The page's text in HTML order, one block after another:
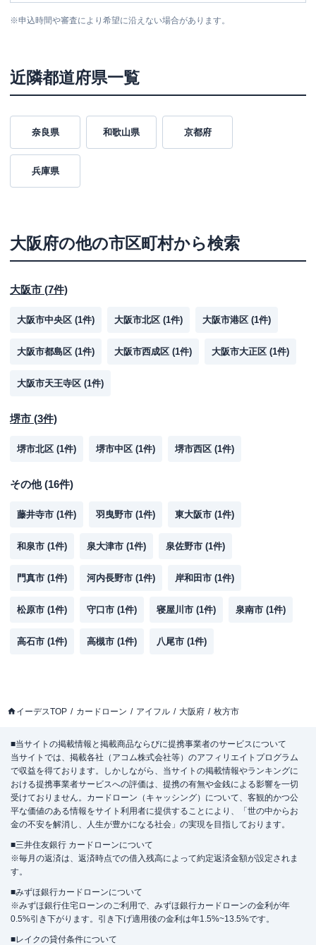
※申込時間や審査により希望に沿えない場合があります。
近隣都道府県一覧
奈良県 和歌山県 京都府
兵庫県
大阪府の他の市区町村から検索
大阪市 (7件)
大阪市中央区 (1件) 大阪市北区 (1件) 大阪市港区 (1件)
大阪市都島区 (1件) 大阪市西成区 (1件) 大阪市大正区 (1件)
大阪市天王寺区 (1件)
堺市 (3件)
堺市北区 (1件) 堺市中区 (1件) 堺市西区 (1件)
その他(16件)
藤井寺市 (1件) 羽曳野市 (1件) 東大阪市 (1件)
和泉市 (1件) 泉大津市 (1件) 泉佐野市 (1件)
門真市 (1件) 河内長野市 (1件) 岸和田市 (1件)
松原市 (1件) 守口市 (1件) 寝屋川市 (1件) 泉南市 (1件)
高石市 (1件) 高槻市 (1件) 八尾市 (1件)
イーデスTOP カードローン アイフル 大阪府 枚方市
■当サイトの掲載情報と掲載商品ならびに提携事業者のサービスについて
当サイトでは、掲載各社（アコム株式会社等）のアフィリエイトプログラム
で収益を得ております。しかしながら、当サイトの掲載情報やランキングに
おける提携事業者サービスへの評価は、提携の有無や金銭による影響を一切
受けておりません。カードローン（キャッシング）について、客観的かつ公
平な価値のある情報をサイト利用者に提供することにより、「世の中からお
金の不安を解消し、人生が豊かになる社会」の実現を目指しております。
■三井住友銀行 カードローンについて
※毎月の返済は、返済時点での借入残高によって約定返済金額が設定されま
す。
■みずほ銀行カードローンについて
※みずほ銀行住宅ローンのご利用で、みずほ銀行カードローンの金利が年
0.5%引き下がります。引き下げ適用後の金利は年1.5%~13.5%です。
■レイクの貸付条件について